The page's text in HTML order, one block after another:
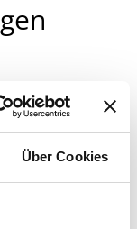
Über Cookies
für ein
Sie
und
der